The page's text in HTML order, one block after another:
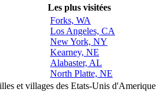
Les plus visitées
Forks, WA
Los Angeles, CA
New York, NY
Kearney, NE
Alabaster, AL
North Platte, NE
et villages des Etats-Unis d'Amerique